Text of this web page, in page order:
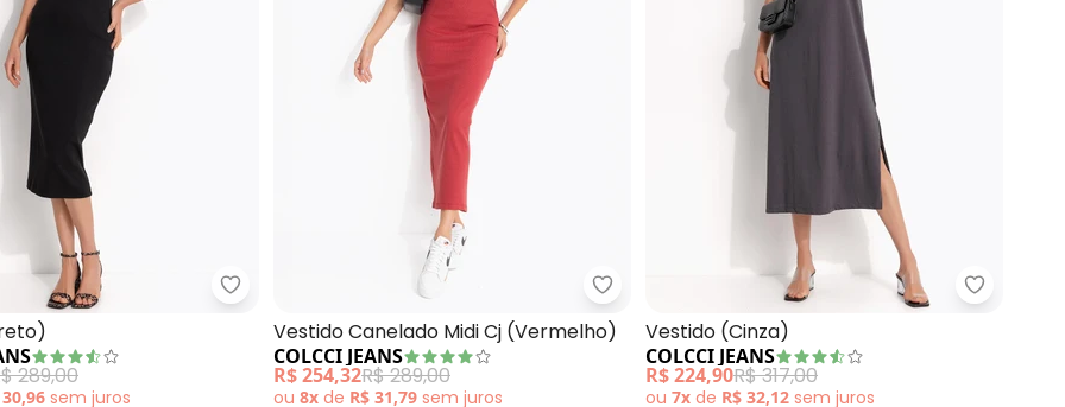
(Rosa)
Colcci Jeans - Vestido (Preto)
289,00
sem juros
Colcci Jeans - Vestido Canelado Midi Cj
Vestido Canelado Midi Cj (Vermelho)
COLCCI JEANS
R$ 254,32R$ 289,00
ou 8x de R$ 31,79 sem juros
Colcci
Vestido (Cinza)
COLCCI JEANS
R$ 224,90R$ 317,00
ou 7x de R$ 32,12 sem juros